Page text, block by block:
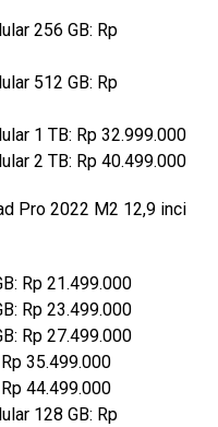
256 GB: Rp
512 GB: Rp
1 TB: Rp 32.999.000
2 TB: Rp 40.499.000
Pro 2022 M2 12,9 inci
Rp 21.499.000
Rp 23.499.000
Rp 27.499.000
35.499.000
44.499.000
128 GB: Rp